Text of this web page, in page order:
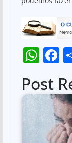
W
at
s
A
p
F
c
e
b
o
Post